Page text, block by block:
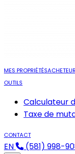
MES PROPRIÉTÉS
OUTILS
Calculateur
Taxe de
CONTACT
EN (581) 998-